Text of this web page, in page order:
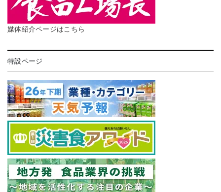
媒体紹介ページはこちら
特設ページ